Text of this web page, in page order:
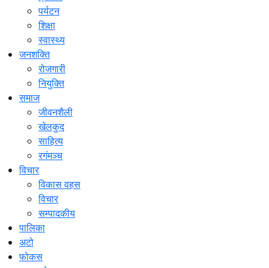
पर्यटन
शिक्षा
स्वास्थ्य
जनशक्ति
रोजगारी
नियुक्ति
समाज
जीवनशैली
खेलकुद
साहित्य
रगंमञ्च
विचार
विकास वहस
विचार
सम्पादकीय
पालिका
अटो
फोकस